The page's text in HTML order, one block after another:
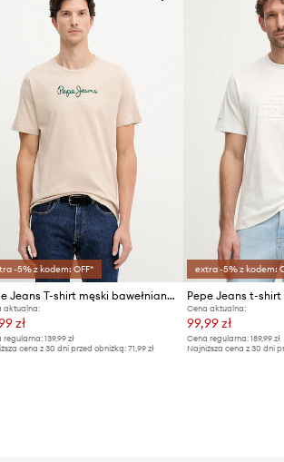
-5% z kodem: OFF*
Pepe Jeans T-shirt męski bawełniany EGGO N
aktualna:
zł
regularna: 139,99 zł
cena z 30 dni przed obniżką: 71,99 zł
extra -5% z kodem:
Cena aktualna:
99,99 zł
Cena regularna:189,99 zł
Najniższa cena z 30 dni